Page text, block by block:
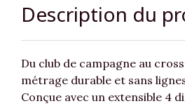
Description du
Du club de campagne au
métrage durable et sans
Conçue avec un extensible 4